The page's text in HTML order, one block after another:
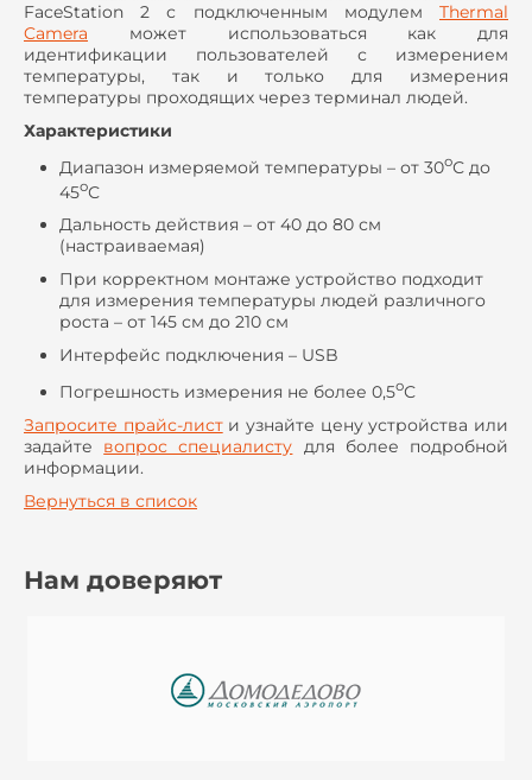
FaceStation 2 с подключенным модулем Thermal
Camera может использоваться как для
идентификации пользователей с измерением
температуры, так и только для измерения
температуры проходящих через терминал людей.
Характеристики
Диапазон измеряемой температуры – от 30оС до
45оС
Дальность действия – от 40 до 80 см
(настраиваемая)
При корректном монтаже устройство подходит
для измерения температуры людей различного
роста – от 145 см до 210 см
Интерфейс подключения – USB
Погрешность измерения не более 0,5оС
Запросите прайс-листи узнайте цену устройства или
задайте вопрос специалисту для более подробной
информации.
Вернуться в список
Нам доверяют